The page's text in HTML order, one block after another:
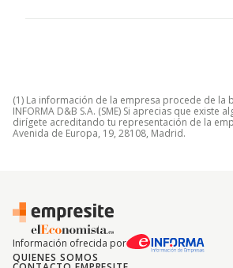
(1) La información de la empresa procede de la
INFORMA D&B S.A. (SME) Si aprecias que existe
dirígete acreditando tu representación de la
Avenida de Europa, 19, 28108, Madrid.
Información ofrecida por
QUIENES SOMOS